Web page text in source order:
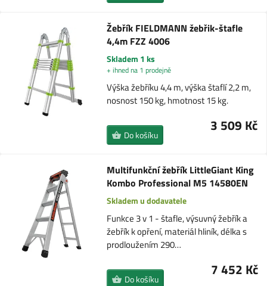
Žebřík FIELDMANN žebřik-štafle
4,4m FZZ 4006
Skladem 1 ks
+ ihned na 1 prodejně
Výška žebříku 4,4 m, výška štaflí 2,2 m,
nosnost 150 kg, hmotnost 15 kg.
3 509 Kč
Do košíku
Multifunkční žebřík LittleGiant King
Kombo Professional M5 14580EN
Skladem u dodavatele
Funkce 3 v 1 - štafle, výsuvný žebřík a
žebřík k opření, materiál hliník, délka s
prodloužením 290…
7 452 Kč
Do košíku